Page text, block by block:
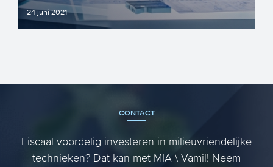
24 juni 2021
bedrijven hebben in totaal € 1,2 mi...
CONTACT
Fiscaal voordelig investeren in milieuvriendelijke
technieken? Dat kan met MIA \ Vamil! Neem